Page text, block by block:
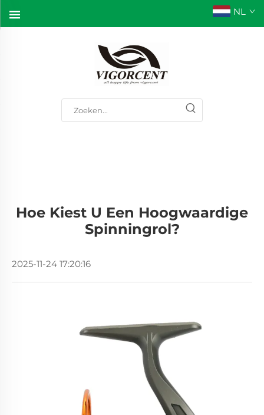
NL
Hoe Kiest U Een Hoogwaardige
Spinningrol?
2025-11-24 17:20:16